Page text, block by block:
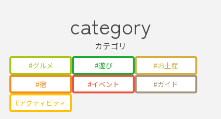
category
カテゴリ
グルメ 遊び
お土産
宿
イベント
ガイド
アクティビティ